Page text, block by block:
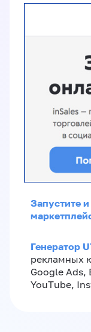
Запустите
Генератор
рекламных
Google Ads,
YouTube,